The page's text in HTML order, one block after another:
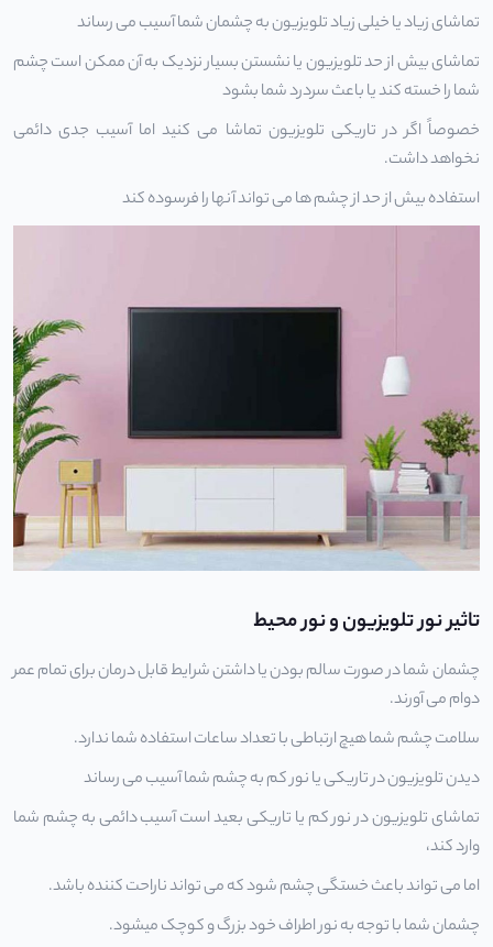
تماشای زیاد یا خیلی زیاد تلویزیون به چشمان شما آسیب می رساند
تماشای بیش از حد تلویزیون یا نشستن بسیار نزدیک به آن ممکن است چشم
شما را خسته کند یا باعث سردرد شما بشود
خصوصاً اگر در تاریکی تلویزیون تماشا می کنید اما آسیب جدی دائمی
نخواهد داشت.
استفاده بیش از حد از چشم ها می تواند آنها را فرسوده کند
تاثیر نور تلویزیون و نور محیط
چشمان شما در صورت سالم بودن یا داشتن شرایط قابل درمان برای تمام عمر
دوام می آورند.
سلامت چشم شما هیچ ارتباطی با تعداد ساعات استفاده شما ندارد.
دیدن تلویزیون در تاریکی یا نور کم به چشم شما آسیب می رساند
تماشای تلویزیون در نور کم یا تاریکی بعید است آسیب دائمی به چشم شما
وارد کند،
اما می تواند باعث خستگی چشم شود که می تواند ناراحت کننده باشد.
چشمان شما با توجه به نور اطراف خود بزرگ و کوچک میشود.